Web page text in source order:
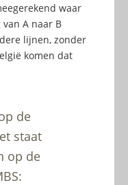
waar
A naar B
lijnen, zonder
komen dat
de
staat
op de